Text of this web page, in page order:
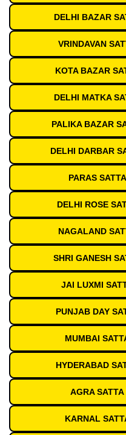
DELHI BAZAR
VRINDAVAN
KOTA BAZAR
DELHI MATKA
PALIKA BAZAR
DELHI DARBAR
PARAS
DELHI ROSE
NAGALAND
SHRI GANESH
JAI LUXMI
PUNJAB DAY
MUMBAI
HYDERABAD
AGRA
KARNAL